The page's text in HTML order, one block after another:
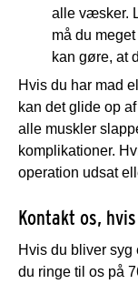
alle væsker.
må du
kan gøre, at
Hvis du har mad
kan det glide op
alle muskler
komplikationer.
operation udsat
Kontakt os,
Hvis du bliver syg
du ringe til os på